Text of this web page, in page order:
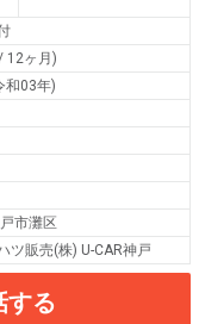
12ヶ月)
和03年)
市灘区
ツ販売(株) U-CAR神戸
する